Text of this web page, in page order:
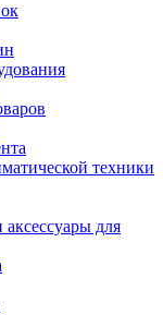
техники
аксессуары для